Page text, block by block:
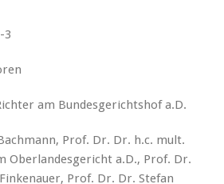
3
am Bundesgerichtshof a.D.
Prof. Dr. Dr. h.c. mult.
Oberlandesgericht a.D., Prof. Dr.
Prof. Dr. Dr. Stefan